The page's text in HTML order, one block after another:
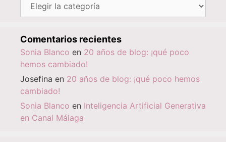
Comentarios recientes
Sonia Blanco en 20 años de blog: ¡qué poco
hemos cambiado!
Josefina en 20 años de blog: ¡qué poco hemos
cambiado!
Sonia Blanco en Inteligencia Artificial Generativa
en Canal Málaga